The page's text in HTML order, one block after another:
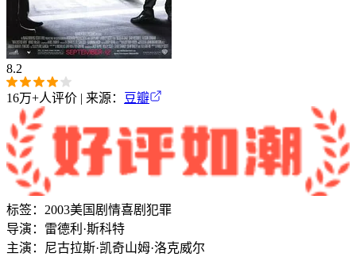
8.2
16万+人评价 | 来源： 豆瓣
标签： 2003美国 剧情喜剧 犯罪
导演： 雷德利·斯科特
主演：
尼古拉斯·凯奇山姆·洛克威尔